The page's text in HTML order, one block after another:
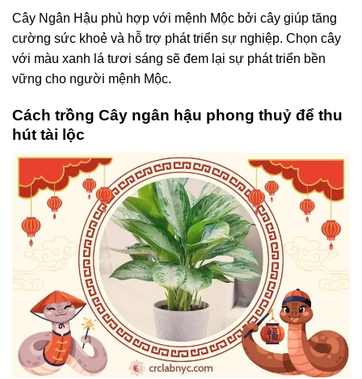
Cây Ngân Hậu phù hợp với mệnh Mộc bởi cây giúp tăng
cường sức khoẻ và hỗ trợ phát triển sự nghiệp. Chọn cây
với màu xanh lá tươi sáng sẽ đem lại sự phát triển bền
vững cho người mệnh Mộc.
Cách trồng Cây ngân hậu phong thuỷ để thu
hút tài lộc